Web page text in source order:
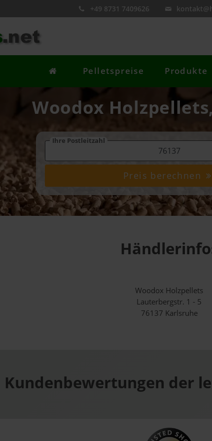
+49 8731 7409626
Pelletspreise Produkte
Woodox
Ihre Postleitzahl
Preis berechnen
Woodox Holzpellets
Lauterbergstr. 1 - 5
76137 Karlsruhe
Kundenbewertungen der